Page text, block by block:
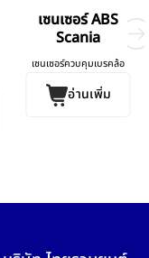
เซนเซอร์ ABS
Scania
เซนเซอร์ควบคุมเบรคล้อ
อ่านเพิ่ม